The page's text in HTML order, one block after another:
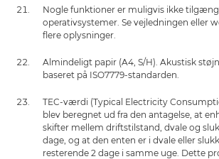
Nogle funktioner er muligvis ikke
operativsystemer. Se vejledningen eller
flere oplysninger.
Almindeligt papir (A4, S/H). Akustisk
baseret på ISO7779-standarden.
TEC-værdi (Typical Electricity
blev beregnet ud fra den antagelse, at
skifter mellem driftstilstand, dvale og
dage, og at den enten er i dvale eller
resterende 2 dage i samme uge. Dette